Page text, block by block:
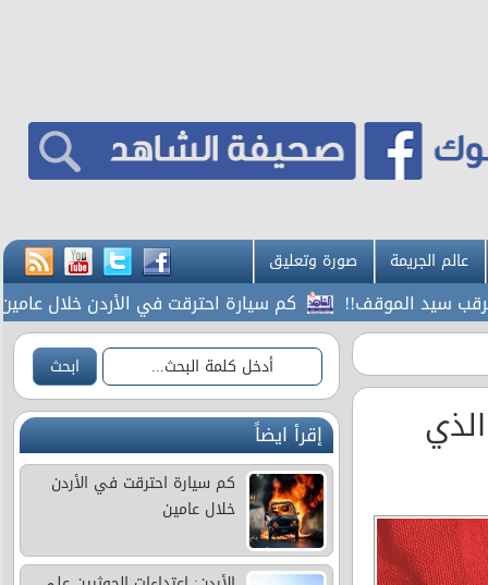
عالم الجريمة صورة وتعليق
سيد الموقف!! كم سيارة احترقت في الأردن خلال عامين
إقرأ ايضاً
كم سيارة احترقت في الأردن
خلال عامين